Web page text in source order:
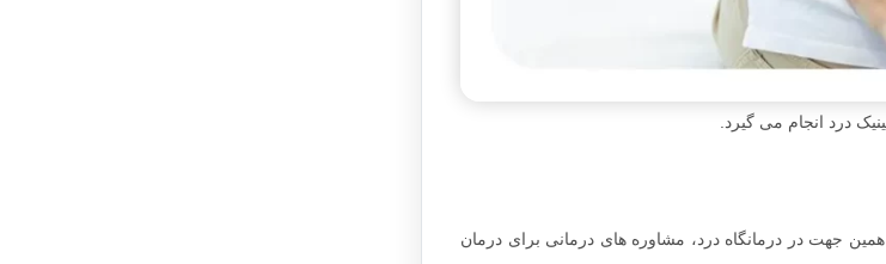
درد انجام می گیرد.
جهت در درمانگاه درد، مشاوره های درمانی برای درمان